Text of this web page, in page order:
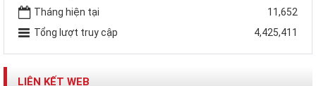
Tháng hiện tại
11,652
Tổng lượt truy cập
4,425,411
LIÊN KẾT WEB